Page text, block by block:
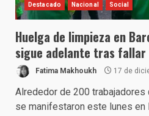
Destacado Nacional Social
Huelga de limpieza en
sigue adelante tras fallar
Fatima Makhoukh 17 de
Alrededor de 200
se manifestaron este lunes en